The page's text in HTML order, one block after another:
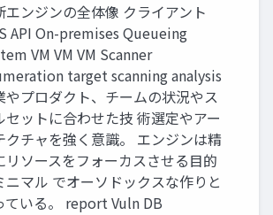
エンジンの全体像 クライアント
API On-premises Queueing
VM VM VM Scanner
target scanning analysis
やプロダクト、チームの状況やス
セットに合わせた技 術選定やアー
クチャを強く意識。 エンジンは精
リソースをフォーカスさせる目的
ニマル でオーソドックスな作りと
ている。 report Vuln DB